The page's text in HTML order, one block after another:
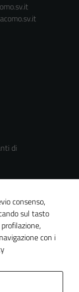
di
consenso,
sul tasto
con i